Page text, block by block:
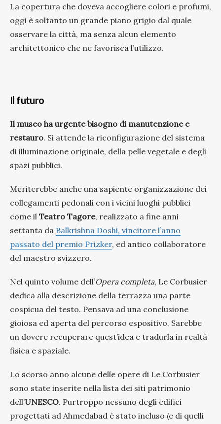
La copertura che doveva accogliere colori e profumi,
oggi è soltanto un grande piano grigio dal quale
osservare la città, ma senza alcun elemento
architettonico che ne favorisca l’utilizzo.
Il futuro
Il museo ha urgente bisogno di manutenzione e
restauro. Si attende la riconfigurazione del sistema
di illuminazione originale, della pelle vegetale e degli
spazi pubblici.
Meriterebbe anche una sapiente organizzazione dei
collegamenti pedonali con i vicini luoghi pubblici
come il Teatro Tagore, realizzato a fine anni
settanta da Balkrishna Doshi, vincitore l’anno
passato del premio Prizker, ed antico collaboratore
del maestro svizzero.
Nel quinto volume dell’Opera completa, Le Corbusier
dedica alla descrizione della terrazza una parte
cospicua del testo. Pensava ad una conclusione
gioiosa ed aperta del percorso espositivo. Sarebbe
un dovere recuperare quest’idea e tradurla in realtà
fisica e spaziale.
Lo scorso anno alcune delle opere di Le Corbusier
sono state inserite nella lista dei siti patrimonio
dell’UNESCO. Purtroppo nessuno degli edifici
progettati ad Ahmedabad è stato incluso (e di quelli